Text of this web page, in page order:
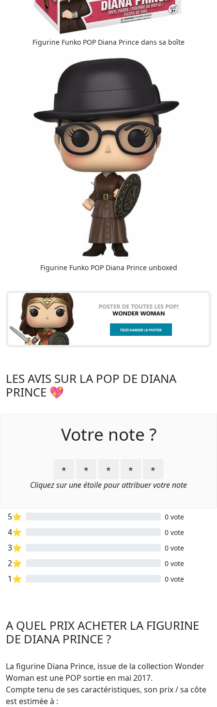
Figurine Funko POP Diana Prince dans sa boîte
Figurine Funko POP Diana Prince unboxed
LES AVIS SUR LA POP DE DIANA
PRINCE 💖
Votre note ?
⭐ ⭐ ⭐ ⭐ ⭐
Cliquez sur une étoile pour attribuer votre note
5⭐ 0 vote
4⭐ 0 vote
3⭐ 0 vote
2⭐ 0 vote
1⭐ 0 vote
A QUEL PRIX ACHETER LA FIGURINE
DE DIANA PRINCE ?
La figurine Diana Prince, issue de la collection Wonder
Woman est une POP sortie en mai 2017.
Compte tenu de ses caractéristiques, son prix / sa côte
est estimée à :